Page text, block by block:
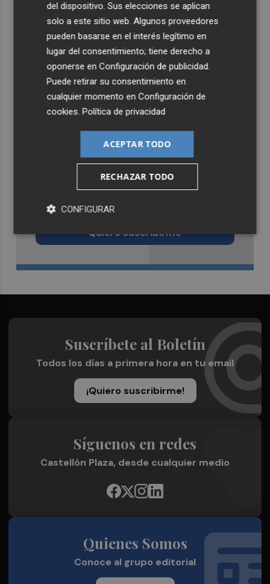
Recibe toda la actualidad de
Castellón Plaza en tu correo
Quiero suscribirme
Suscríbete al Boletín
Todos los días a primera hora en tu email
¡Quiero suscribirme!
Síguenos en redes
Castellón Plaza, desde cualquier medio
Quienes Somos
Conoce al grupo editorial
del dispositivo. Sus elecciones se aplican
solo a este sitio web. Algunos proveedores
pueden basarse en el interés legítimo en
lugar del consentimiento; tiene derecho a
oponerse enConfiguración de publicidad.
Puede retirar su consentimiento en
cualquier momento enConfiguración de
cookies.Política de privacidad
ACEPTAR TODO
RECHAZAR TODO
CONFIGURAR